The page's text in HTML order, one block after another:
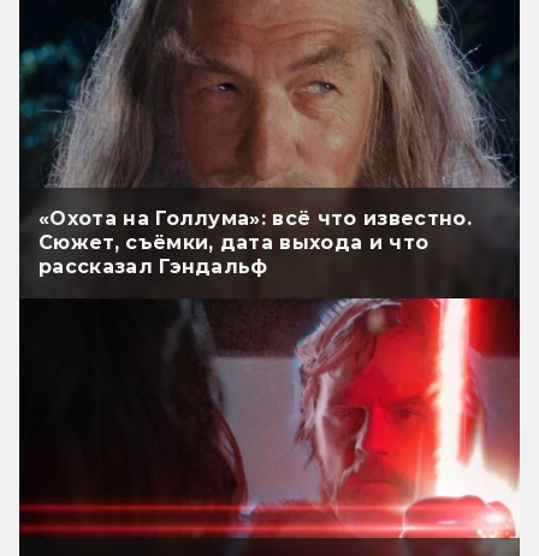
«Охота на Голлума»: всё что известно.
Сюжет, съёмки, дата выхода и что
рассказал Гэндальф